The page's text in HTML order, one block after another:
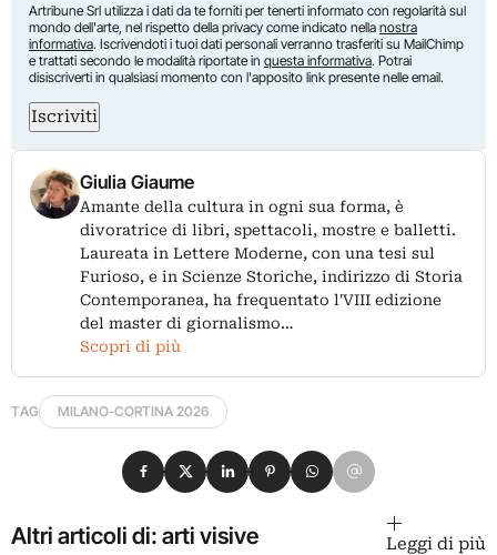
Artribune Srl utilizza i dati da te forniti per tenerti informato con regolarità sul
mondo dell'arte, nel rispetto della privacy come indicato nella nostra
informativa. Iscrivendoti i tuoi dati personali verranno trasferiti su MailChimp
e trattati secondo le modalità riportate in questa informativa. Potrai
disiscriverti in qualsiasi momento con l'apposito link presente nelle email.
Iscriviti
Giulia Giaume
Amante della cultura in ogni sua forma, è
divoratrice di libri, spettacoli, mostre e balletti.
Laureata in Lettere Moderne, con una tesi sul
Furioso, e in Scienze Storiche, indirizzo di Storia
Contemporanea, ha frequentato l'VIII edizione
del master di giornalismo…
Scopri di più
TAG MILANO-CORTINA 2026
Condividi su Facebook
Condividi su X
Condividi su LinkedIn
Condividi su Pinterest
Condividi su WhatsApp
Condividi su Email
Altri articoli di: arti visive Leggi di più